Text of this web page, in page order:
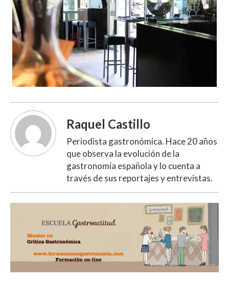
Raquel Castillo
Periodista gastronómica. Hace 20 años
que observa la evolución de la
gastronomía española y lo cuenta a
través de sus reportajes y entrevistas.